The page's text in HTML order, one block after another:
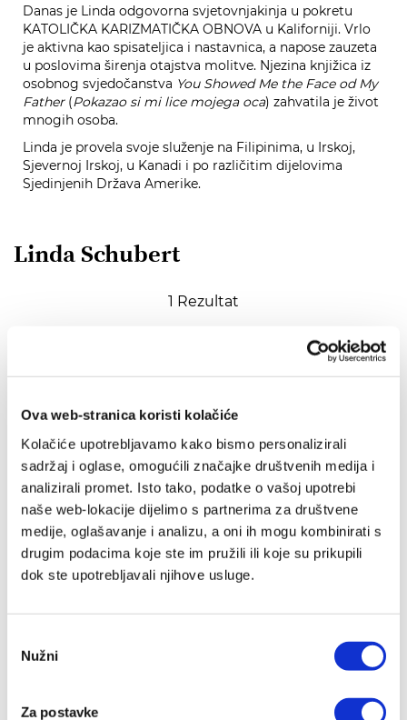
Ova web-stranica koristi kolačiće
Kolačiće upotrebljavamo kako bismo personalizirali
sadržaj i oglase, omogućili značajke društvenih medija i
analizirali promet. Isto tako, podatke o vašoj upotrebi
naše web-lokacije dijelimo s partnerima za društvene
medije, oglašavanje i analizu, a oni ih mogu kombinirati s
drugim podacima koje ste im pružili ili koje su prikupili
dok ste upotrebljavali njihove usluge.
pristanka
Nužni
Za postavke
Danas je Linda odgovorna svjetovnjakinja u pokretu
KATOLIČKA KARIZMATIČKA OBNOVA u Kaliforniji. Vrlo
je aktivna kao spisateljica i nastavnica, a napose zauzeta
u poslovima širenja otajstva molitve. Njezina knjižica iz
osobnog svjedočanstva You Showed Me the Face od My
Father(Pokazao si mi lice mojega oca) zahvatila je život
mnogih osoba.
Linda je provela svoje služenje na Filipinima, u Irskoj,
Sjevernoj Irskoj, u Kanadi i po različitim dijelovima
Sjedinjenih Država Amerike.
Linda Schubert
1 Rezultat
Postavi
rastućim